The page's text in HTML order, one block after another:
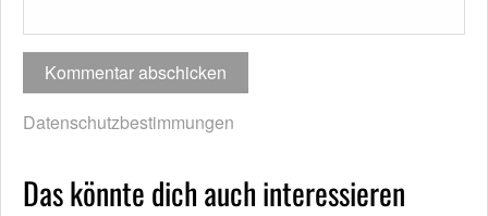
Datenschutzbestimmungen
Das könnte dich auch interessieren